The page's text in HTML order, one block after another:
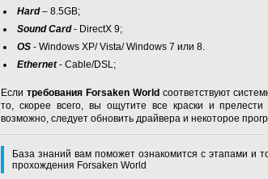
Hard– 8.5GB;
Sound Card- DirectX 9;
OS - Windows XP/ Vista/ Windows 7 или 8.
Ethernet- Cable/DSL;
Если требования Forsaken World соответствуют
то, скорее всего, вы ощутите все краски и
возможно, следует обновить драйвера и некоторое
База знаний вам поможет ознакомится с этапами и
прохождения Forsaken World